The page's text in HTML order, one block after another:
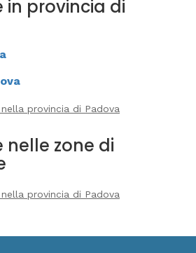
in provincia di
provincia di Padova
nelle zone di
provincia di Padova